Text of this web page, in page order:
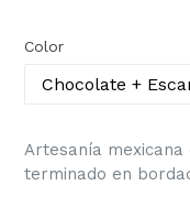
Color
Artesanía
terminado en